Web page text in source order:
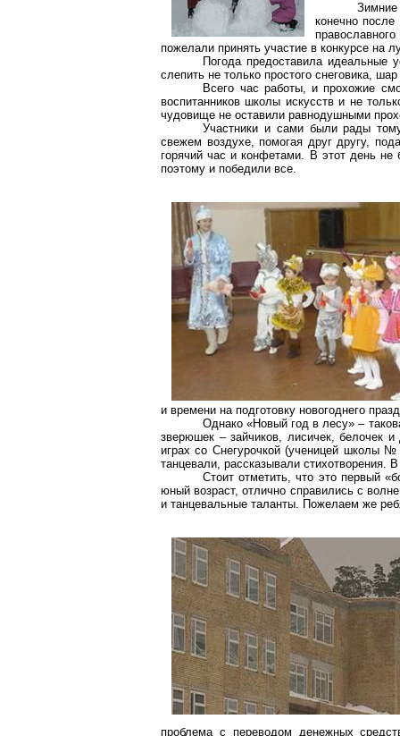
конечно
пожелали принять участие в конкурсе на
Погода предоставила идеальные
слепить не только простого снеговика,
Всего час работы, и прохожие
воспитанников школы искусств и не
чудовище не оставили равнодушными
Участники и сами были рады
свежем воздухе, помогая друг другу,
горячий час и конфетами. В этот день
поэтому и победили все.
и времени на подготовку новогоднего
Однако «Новый год в лесу» –
зверюшек – зайчиков, лисичек, белочек
играх со Снегурочкой (ученицей школы
танцевали, рассказывали стихотворения.
Стоит отметить, что это первый
юный возраст, отлично справились с
и танцевальные таланты. Пожелаем же
проблема с переводом денежных